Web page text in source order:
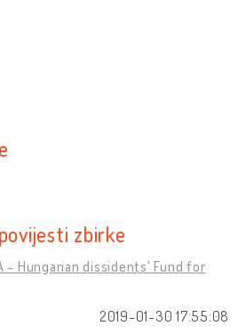
zbirke
- Hungarian dissidents' Fund for
2019-01-30 17:55:08